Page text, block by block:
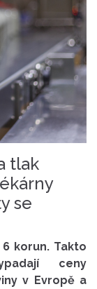
tlak
se
korun. Takto
ceny
v Evropě a